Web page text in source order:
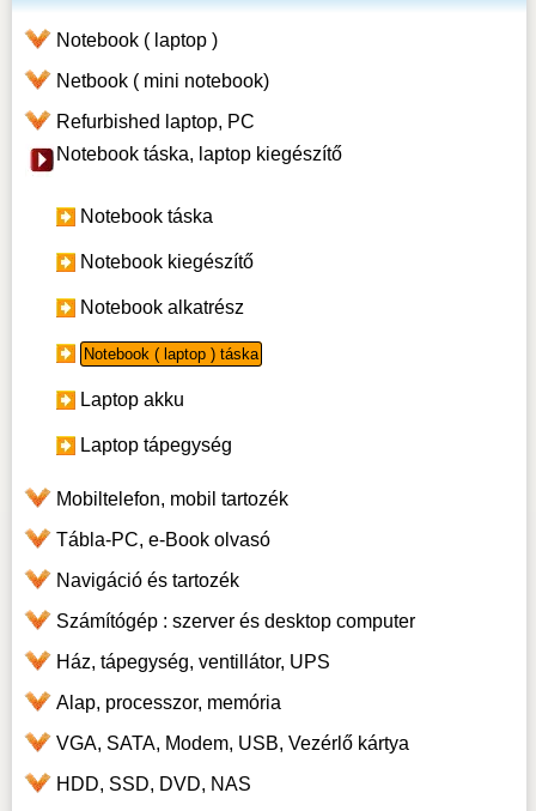
Notebook ( laptop )
Netbook ( mini notebook)
Refurbished laptop, PC
Notebook táska, laptop kiegészítő
Notebook táska
Notebook kiegészítő
Notebook alkatrész
Notebook ( laptop ) táska
Laptop akku
Laptop tápegység
Mobiltelefon, mobil tartozék
Tábla-PC, e-Book olvasó
Navigáció és tartozék
Számítógép : szerver és desktop computer
Ház, tápegység, ventillátor, UPS
Alap, processzor, memória
VGA, SATA, Modem, USB, Vezérlő kártya
HDD, SSD, DVD, NAS